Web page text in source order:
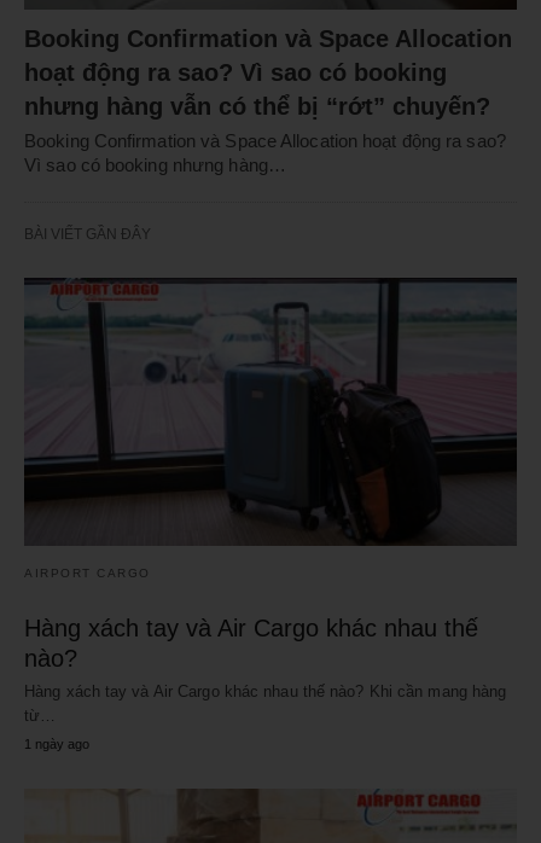
Booking Confirmation và Space Allocation
hoạt động ra sao? Vì sao có booking
nhưng hàng vẫn có thể bị “rớt” chuyến?
Booking Confirmation và Space Allocation hoạt động ra sao?
Vì sao có booking nhưng hàng…
BÀI VIẾT GẦN ĐÂY
AIRPORT CARGO
Hàng xách tay và Air Cargo khác nhau thế
nào?
Hàng xách tay và Air Cargo khác nhau thế nào? Khi cần mang hàng
từ…
1 ngày ago